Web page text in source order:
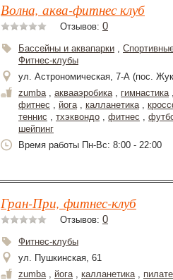
Волна, аква-фитнес клуб
Отзывов: 0
Бассейны и аквапарки ,
Фитнес-клубы
ул. Астрономическая, 7-А (пос.
zumba, аквааэробика, гимнастика
фитнес , йога, калланетика,
теннис , тхэквондо , фитнес ,
шейпинг
Время работы Пн-Вс: 8:00 - 22:00
Гран-При, фитнес-клуб
Отзывов: 0
Фитнес-клубы
ул. Пушкинская, 61
zumba, йога, калланетика,